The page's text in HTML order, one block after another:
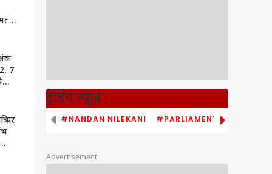
अंक
7
पर
ट्रेंडिंग न्यूज
#NANDAN NILEKANI #PARLIAMENT MONSOON
Advertisement